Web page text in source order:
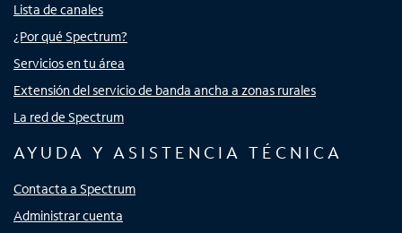
Lista de canales
¿Por qué Spectrum?
Servicios en tu área
Extensión del servicio de banda ancha a zonas rurales
La red de Spectrum
AYUDA Y ASISTENCIA TÉCNICA
Contacta a Spectrum
Administrar cuenta